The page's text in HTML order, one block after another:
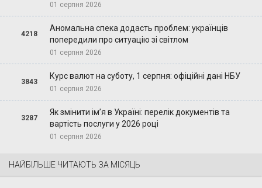
01 серпня 2026
4218
Аномальна спека додасть проблем: українців
попередили про ситуацію зі світлом
01 серпня 2026
3843
Курс валют на суботу, 1 серпня: офіційні дані НБУ
01 серпня 2026
3287
Як змінити ім’я в Україні: перелік документів та
вартість послуги у 2026 році
01 серпня 2026
НАЙБІЛЬШЕ ЧИТАЮТЬ ЗА МІСЯЦЬ